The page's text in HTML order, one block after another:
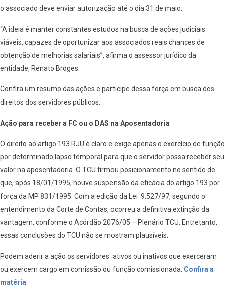
o associado deve enviar autorização até o dia 31 de maio.
“A ideia é manter constantes estudos na busca de ações judiciais
viáveis, capazes de oportunizar aos associados reais chances de
obtenção de melhorias salariais”, afirma o assessor jurídico da
entidade, Renato Broges.
Confira um resumo das ações e participe dessa força em busca dos
direitos dos servidores públicos:
Ação para receber a FC ou o DAS na Aposentadoria
O direito ao artigo 193 RJU é claro e exige apenas o exercício de função
por determinado lapso temporal para que o servidor possa receber seu
valor na aposentadoria. O TCU firmou posicionamento no sentido de
que, após 18/01/1995, houve suspensão da eficácia do artigo 193 por
força da MP 831/1995. Com a edição da Lei 9.527/97, segundo o
entendimento da Corte de Contas, ocorreu a definitiva extinção da
vantagem, conforme o Acórdão 2076/05 – Plenário TCU. Entretanto,
essas conclusões do TCU não se mostram plausíveis.
Podem aderir a ação os servidores ativos ou inativos que exerceram
ou exercem cargo em comissão ou função comissionada. Confira a
matéria